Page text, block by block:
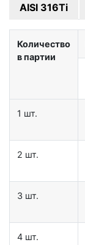
AISI 316Ti
Количество
в партии
1 шт.
2 шт.
3 шт.
4 шт.